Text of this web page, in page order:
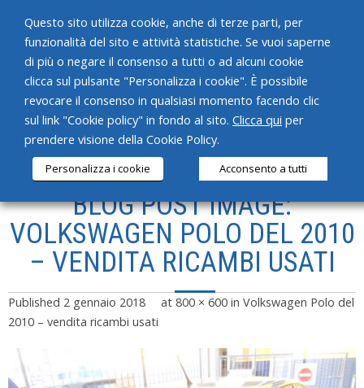
HOME
CHI SIAMO
SERVIZI
PRODOTTI
NEWS
CONTATTI
BLOG POST IMAGE:
VOLKSWAGEN POLO DEL 2010
– VENDITA RICAMBI USATI
Published 2 gennaio 2018 at 800 × 600 in Volkswagen Polo del
2010 – vendita ricambi usati
Questo sito utilizza cookie, anche di terze parti, per
funzionalità del sito e attività statistiche. Se vuoi saperne
di più o negare il consenso a tutti o ad alcuni cookie
clicca sul pulsante "Personalizza i cookie". È possibile
revocare il consenso in qualsiasi momento facendo clic
sul link "Cookie policy" in fondo al sito. Clicca qui per
prendere visione della Cookie Policy.
Personalizza i cookie Acconsento a tutti